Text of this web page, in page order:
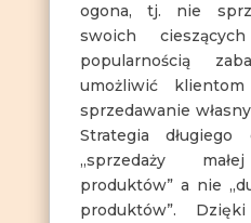
ogona, tj. nie
swoich
popularnością
umożliwić
sprzedawanie
Strategia
„sprzedaży
produktów” a nie
produktów”.